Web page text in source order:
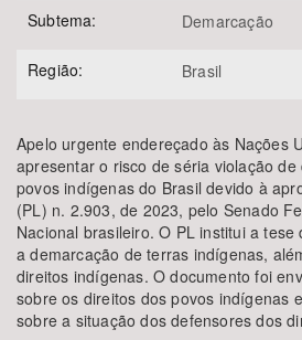
Subtema: Demarcação
Região: Brasil
Apelo urgente endereçado às Nações
apresentar o risco de séria violação
povos indígenas do Brasil devido à
(PL) n. 2.903, de 2023, pelo Senado
Nacional brasileiro. O PL institui a
a demarcação de terras indígenas,
direitos indígenas. O documento foi
sobre os direitos dos povos indígenas
sobre a situação dos defensores dos